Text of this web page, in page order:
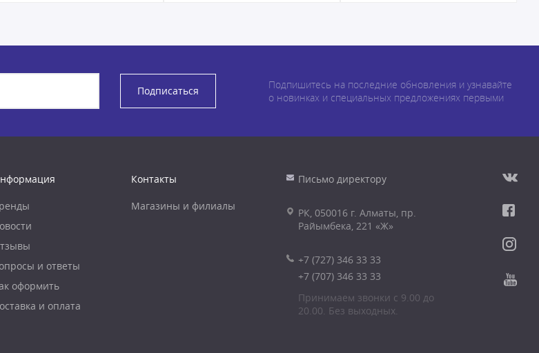
Подписаться
Подпишитесь на последние обновления и узнавайте
о новинках и специальных предложениях первыми
и ответы
оформить
и оплата
Контакты
Магазины и филиалы
Письмо директору
РК, 050016 г. Алматы, пр.
Райымбека, 221 «Ж»
+7 (727) 346 33 33
+7 (707) 346 33 33
Принимаем звонки с 9.00 до
20.00. Без выходных.